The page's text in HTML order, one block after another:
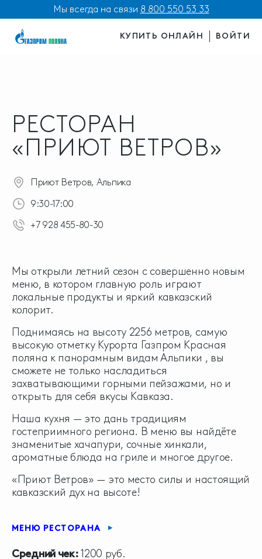
Мы всегда на связи 8 800 550 53 33
КУПИТЬ ОНЛАЙН ВОЙТИ
РЕСТОРАН
«ПРИЮТ ВЕТРОВ»
Приют Ветров, Альпика
9:30-17:00
+7 928 455-80-30
Мы открыли летний сезон с совершенно новым
меню, в котором главную роль играют
локальные продукты и яркий кавказский
колорит.
Поднимаясь на высоту 2256 метров, самую
высокую отметку Курорта Газпром Красная
поляна к панорамным видам Альпики , вы
сможете не только насладиться
захватывающими горными пейзажами, но и
открыть для себя вкусы Кавказа.
Наша кухня — это дань традициям
гостеприимного региона. В меню вы найдёте
знаменитые хачапури, сочные хинкали,
ароматные блюда на гриле и многое другое.
«Приют Ветров» — это место силы и настоящий
кавказский дух на высоте!
МЕНЮ РЕСТОРАНА
Средний чек:1200 руб.